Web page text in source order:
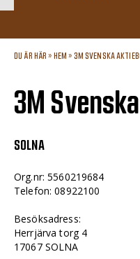
DU ÄR HÄR » HEM » 3M SVENSKA
3M
SOLNA
Org.nr: 5560219684
Telefon: 08922100
Besöksadress:
Herrjärva torg 4
17067 SOLNA